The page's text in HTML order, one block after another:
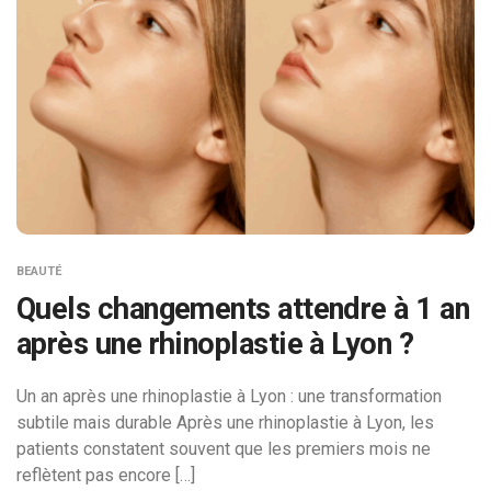
BEAUTÉ
Quels changements attendre à 1 an
après une rhinoplastie à Lyon ?
Un an après une rhinoplastie à Lyon : une transformation
subtile mais durable Après une rhinoplastie à Lyon, les
patients constatent souvent que les premiers mois ne
reflètent pas encore […]